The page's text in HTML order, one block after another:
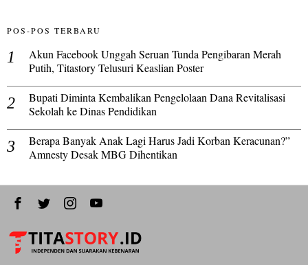
POS-POS TERBARU
Akun Facebook Unggah Seruan Tunda Pengibaran Merah
Putih, Titastory Telusuri Keaslian Poster
Bupati Diminta Kembalikan Pengelolaan Dana Revitalisasi
Sekolah ke Dinas Pendidikan
Berapa Banyak Anak Lagi Harus Jadi Korban Keracunan?”
Amnesty Desak MBG Dihentikan